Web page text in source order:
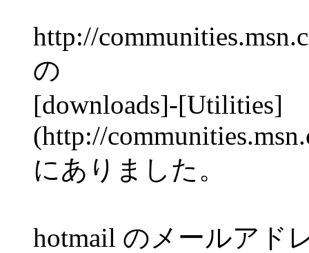
http://
の
[downloads]-[Utilities]
(http://
にありました。
hotmail のメールアド